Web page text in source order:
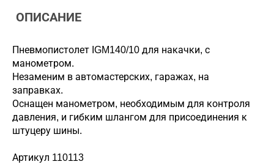
ОПИСАНИЕ
Пневмопистолет IGM140/10 для накачки, с
манометром.
Незаменим в автомастерских, гаражах, на
заправках.
Оснащен манометром, необходимым для контроля
давления, и гибким шлангом для присоединения к
штуцеру шины.
Артикул 110113